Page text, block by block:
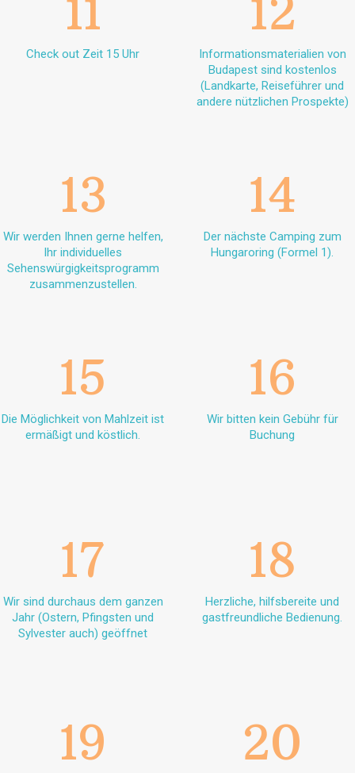
11
Check out Zeit 15 Uhr
12
Informationsmaterialien von
Budapest sind kostenlos
(Landkarte, Reiseführer und
andere nützlichen Prospekte)
13
Wir werden Ihnen gerne helfen,
Ihr individuelles
Sehenswürgigkeitsprogramm
zusammenzustellen.
14
Der nächste Camping zum
Hungaroring (Formel 1).
15
Die Möglichkeit von Mahlzeit ist
ermäßigt und köstlich.
16
Wir bitten kein Gebühr für
Buchung
17
Wir sind durchaus dem ganzen
Jahr (Ostern, Pfingsten und
Sylvester auch) geöffnet
18
Herzliche, hilfsbereite und
gastfreundliche Bedienung.
19 20